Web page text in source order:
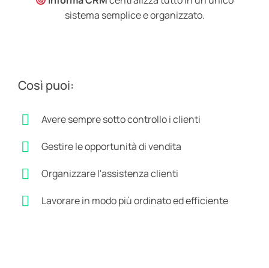
sistema semplice e organizzato.
Così puoi:
Avere sempre sotto controllo i clienti
Gestire le opportunità di vendita
Organizzare l'assistenza clienti
Lavorare in modo più ordinato ed efficiente